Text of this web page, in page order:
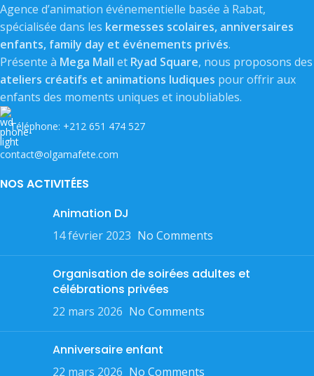
Agence d’animation événementielle basée à Rabat,
spécialisée dans les kermesses scolaires, anniversaires
enfants, family day et événements privés.
Présente à Mega Mall et Ryad Square, nous proposons des
ateliers créatifs et animations ludiques pour offrir aux
enfants des moments uniques et inoubliables.
Téléphone: +212 651 474 527
contact@olgamafete.com
NOS ACTIVITÉES
Animation DJ
14 février 2023 No Comments
Organisation de soirées adultes et
célébrations privées
22 mars 2026 No Comments
Anniversaire enfant
22 mars 2026 No Comments